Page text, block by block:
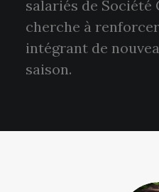
salariés de Société
cherche à
intégrant de
saison.